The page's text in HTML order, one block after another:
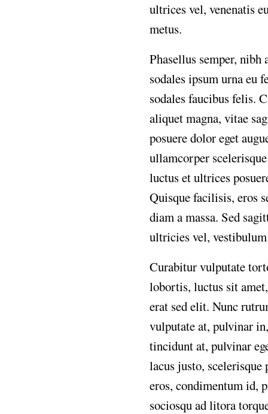
ultricesvel, venenatis
metus.
Phasellus semper, nibh
sodalesipsumurnaeu
sodalesfaucibusfelis.
aliquetmagna, vitae
posueredoloreget
ullamcorper scelerisque
luctusetultrices
Quisquefacilisis, eros
diamamassa. Sed
ultriciesvel, vestibulum
Curabiturvulputate
lobortis, luctus sitamet,
erat sedelit. Nunc
vulputateat, pulvinarin,
tinciduntat, pulvinar
lacusjusto, scelerisque
eros, condimentumid,
sociosquadlitora